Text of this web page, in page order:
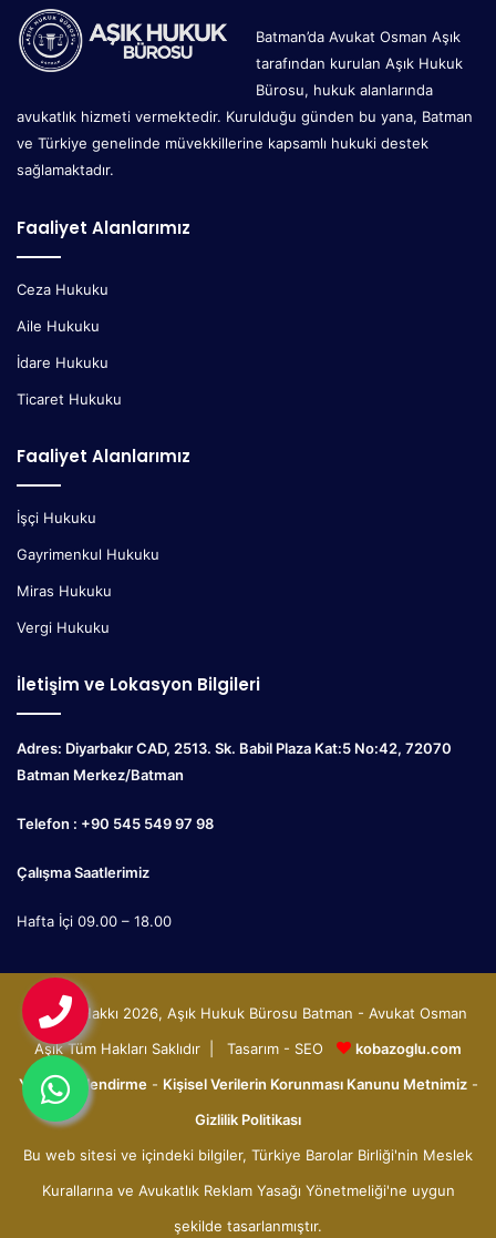
Batman’da Avukat Osman Aşık
tarafından kurulan Aşık Hukuk
Bürosu, hukuk alanlarında
avukatlık hizmeti vermektedir. Kurulduğu günden bu yana, Batman
ve Türkiye genelinde müvekkillerine kapsamlı hukuki destek
sağlamaktadır.
Faaliyet Alanlarımız
Ceza Hukuku
Aile Hukuku
İdare Hukuku
Ticaret Hukuku
Faaliyet Alanlarımız
İşçi Hukuku
Gayrimenkul Hukuku
Miras Hukuku
Vergi Hukuku
İletişim ve Lokasyon Bilgileri
Adres: Diyarbakır CAD, 2513. Sk. Babil Plaza Kat:5 No:42, 72070
Batman Merkez/Batman
Telefon : +90 545 549 97 98
Çalışma Saatlerimiz
Hafta İçi 09.00 – 18.00
© Telif Hakkı 2026, Aşık Hukuk Bürosu Batman - Avukat Osman
Aşık Tüm Hakları Saklıdır | Tasarım - SEO
kobazoglu.com
Yasal Bilgilendirme- Kişisel Verilerin Korunması Kanunu Metnimiz-
Gizlilik Politikası
Bu web sitesi ve içindeki bilgiler, Türkiye Barolar Birliği'nin Meslek
Kurallarına ve Avukatlık Reklam Yasağı Yönetmeliği'ne uygun
şekilde tasarlanmıştır.